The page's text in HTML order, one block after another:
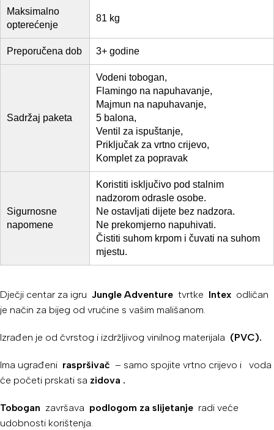
Maksimalno
opterećenje
81 kg
Preporučena dob 3+ godine
Sadržaj paketa
Vodeni tobogan,
Flamingo na napuhavanje,
Majmun na napuhavanje,
5 balona,
Ventil za ispuštanje,
Priključak za vrtno crijevo,
Komplet za popravak
Sigurnosne
napomene
Koristiti isključivo pod stalnim
nadzorom odrasle osobe.
Ne ostavljati dijete bez nadzora.
Ne prekomjerno napuhivati.
Čistiti suhom krpom i čuvati na suhom
mjestu.
Dječji centar za igru ​​Jungle Adventure tvrtke Intex odličan
je način za bijeg od vrućine s vašim mališanom.
Izrađen je od čvrstog i izdržljivog vinilnog materijala (PVC).
Ima ugrađeni raspršivač – samo spojite vrtno crijevo i voda
će početi prskati sa zidova .
Tobogan završava podlogom za slijetanje radi veće
udobnosti korištenja.